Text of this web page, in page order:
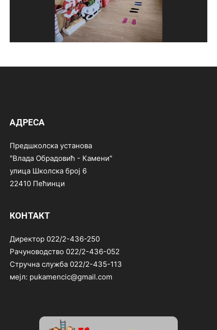
АДРЕСА
Предшколска установа
"Влада Обрадовић - Камени"
улица Школска број 6
22410 Пећинци
КОНТАКТ
Директор 022/2-436-250
Рачуноводство 022/2-436-052
Стручна служба 022/2-435-113
мејл: pukamencic@gmail.com